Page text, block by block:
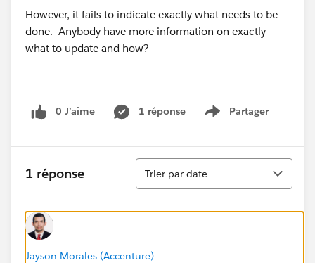
However, it fails to indicate exactly what needs to be
done. Anybody have more information on exactly
what to update and how?
0 J’aime 1 réponse Partager
Show menu
1 réponse
Tri
Trier par date
Jayson Morales (Accenture)